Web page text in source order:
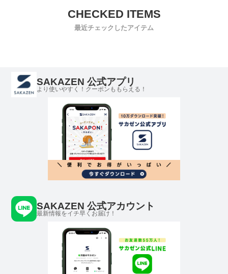
最近チェックしたアイテム
SAKAZEN 公式アプリ
より使いやすく！クーポンももらえる！
SAKAZEN 公式アカウント
最新情報をイチ早くお届け！